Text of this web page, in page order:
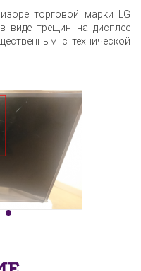
торговой марки LG
виде трещин на дисплее
с технической